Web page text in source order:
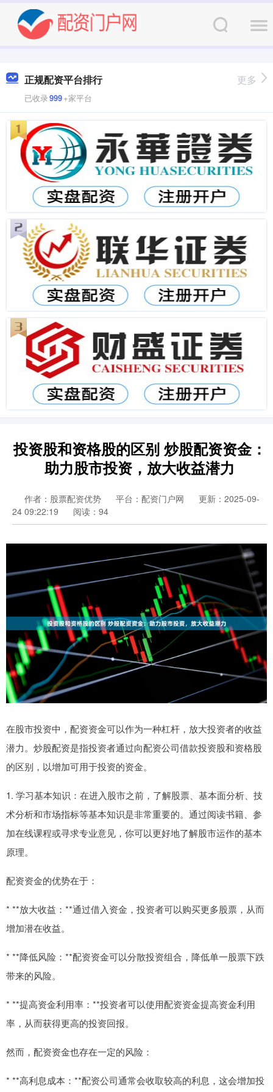
正规配资平台排行
已收录999+家平台
更多
投资股和资格股的区别 炒股配资资金：
助力股市投资，放大收益潜力
作者：股票配资优势 平台：配资门户网
更新：2025-09-
24 09:22:19
阅读：94
在股市投资中，配资资金可以作为一种杠杆，放大投资者的收益
潜力。炒股配资是指投资者通过向配资公司借款投资股和资格股
的区别，以增加可用于投资的资金。
1. 学习基本知识：在进入股市之前，了解股票、基本面分析、技
术分析和市场指标等基本知识是非常重要的。通过阅读书籍、参
加在线课程或寻求专业意见，你可以更好地了解股市运作的基本
原理。
配资资金的优势在于：
* **放大收益：**通过借入资金，投资者可以购买更多股票，从而
增加潜在收益。
* **降低风险：**配资资金可以分散投资组合，降低单一股票下跌
带来的风险。
* **提高资金利用率：**投资者可以使用配资资金提高资金利用
率，从而获得更高的投资回报。
然而，配资资金也存在一定的风险：
* **高利息成本：**配资公司通常会收取较高的利息，这会增加投